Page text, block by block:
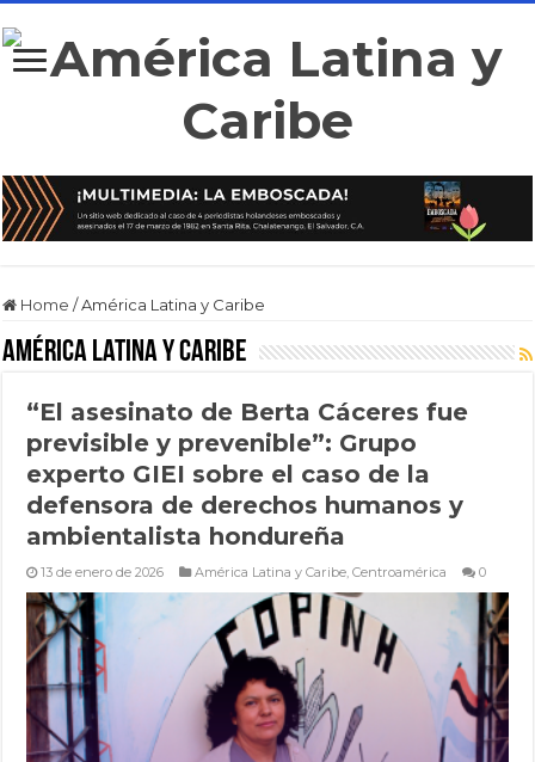
Home /América Latina y Caribe
América Latina y Caribe
“El asesinato de Berta Cáceres fue
previsible y prevenible”: Grupo
experto GIEI sobre el caso de la
defensora de derechos humanos y
ambientalista hondureña
13 de enero de 2026 América Latina y Caribe,Centroamérica 0